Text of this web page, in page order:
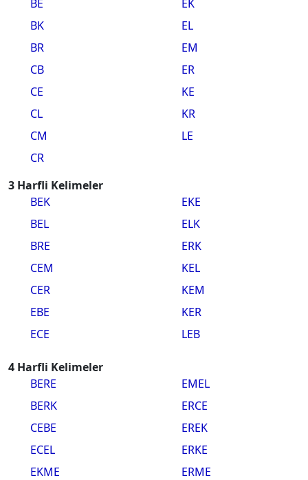
BE
BK
BR
CB
CE
CL
CM
CR
EK
EL
EM
ER
KE
KR
LE
3 Harfli Kelimeler
BEK
BEL
BRE
CEM
CER
EBE
ECE
EKE
ELK
ERK
KEL
KEM
KER
LEB
4 Harfli Kelimeler
BERE
BERK
CEBE
ECEL
EKME
EMEL
ERCE
EREK
ERKE
ERME